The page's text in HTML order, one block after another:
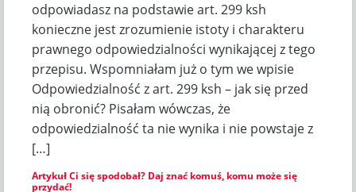
odpowiadasz na podstawie art. 299 ksh
konieczne jest zrozumienie istoty i charakteru
prawnego odpowiedzialności wynikającej z tego
przepisu. Wspomniałam już o tym we wpisie
Odpowiedzialność z art. 299 ksh – jak się przed
nią obronić? Pisałam wówczas, że
odpowiedzialność ta nie wynika i nie powstaje z
[…]
Artykuł Ci się spodobał? Daj znać komuś, komu może się
przydać!